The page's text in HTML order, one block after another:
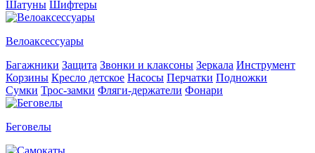
Шатуны Шифтеры
Велоаксессуары
Багажники Защита Звонки и клаксоны Зеркала Инструмент
Корзины Кресло детское Насосы Перчатки Подножки
Сумки Трос-замки Фляги-держатели Фонари
Беговелы